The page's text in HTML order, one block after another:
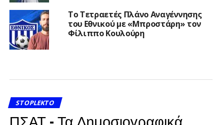
Το Τετραετές Πλάνο Αναγέννησης
του Εθνικού με «Μπροστάρη» τον
Φίλιππο Κουλούρη
STOPLEKTO